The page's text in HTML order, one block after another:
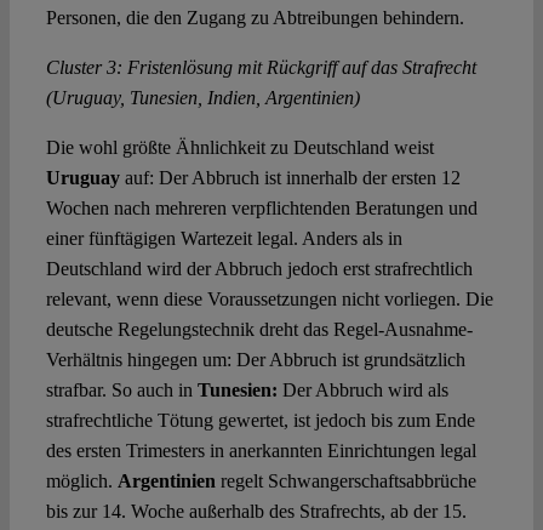
Personen, die den Zugang zu Abtreibungen behindern.
Cluster 3: Fristenlösung mit Rückgriff auf das Strafrecht
(Uruguay, Tunesien, Indien, Argentinien)
Die wohl größte Ähnlichkeit zu Deutschland weist
Uruguayauf: Der Abbruch ist innerhalb der ersten 12
Wochen nach mehreren verpflichtenden Beratungen und
einer fünftägigen Wartezeit legal. Anders als in
Deutschland wird der Abbruch jedoch erst strafrechtlich
relevant, wenn diese Voraussetzungen nicht vorliegen. Die
deutsche Regelungstechnik dreht das Regel-Ausnahme-
Verhältnis hingegen um: Der Abbruch ist grundsätzlich
strafbar. So auch in Tunesien: Der Abbruch wird als
strafrechtliche Tötung gewertet, ist jedoch bis zum Ende
des ersten Trimesters in anerkannten Einrichtungen legal
möglich. Argentinien regelt Schwangerschaftsabbrüche
bis zur 14. Woche außerhalb des Strafrechts, ab der 15.